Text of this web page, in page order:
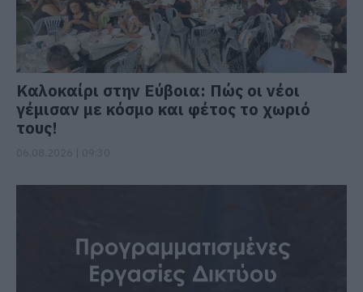
Καλοκαίρι στην Εύβοια: Πώς οι νέοι
γέμισαν με κόσμο και φέτος το χωριό
τους!